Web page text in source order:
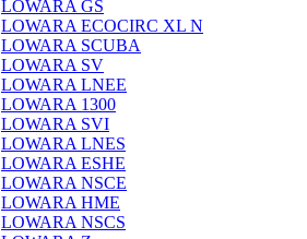
LOWARA GS
LOWARA ECOCIRC XL N
LOWARA SCUBA
LOWARA SV
LOWARA LNEE
LOWARA 1300
LOWARA SVI
LOWARA LNES
LOWARA ESHE
LOWARA NSCE
LOWARA HME
LOWARA NSCS